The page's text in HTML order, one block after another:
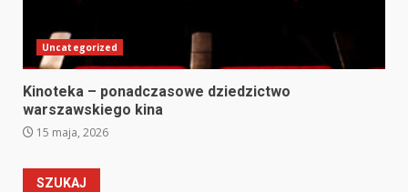
Uncategorized
Kinoteka – ponadczasowe dziedzictwo
warszawskiego kina
15 maja, 2026
SZUKAJ